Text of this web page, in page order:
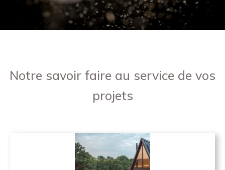
Notre savoir faire au service de vos
projets